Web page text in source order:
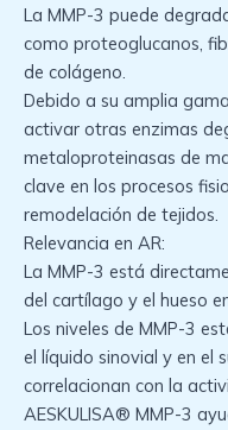
La MMP-3 puede
como proteoglucanos,
de colágeno.
Debido a su amplia
activar otras enzimas
metaloproteinasas de
clave en los procesos
remodelación de tejidos.
Relevancia en AR:
La MMP-3 está
del cartílago y el hueso
Los niveles de MMP-3
el líquido sinovial y en el
correlacionan con la
AESKULISA® MMP-3